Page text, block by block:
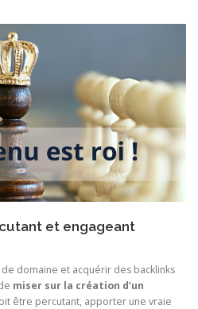
et engageant
domaine et acquérir des backlinks
miser sur la création d’un
être percutant, apporter une vraie